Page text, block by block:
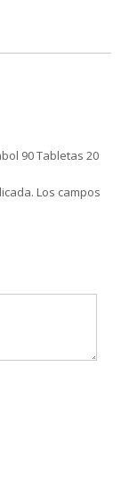
90 Tabletas 20
Los campos